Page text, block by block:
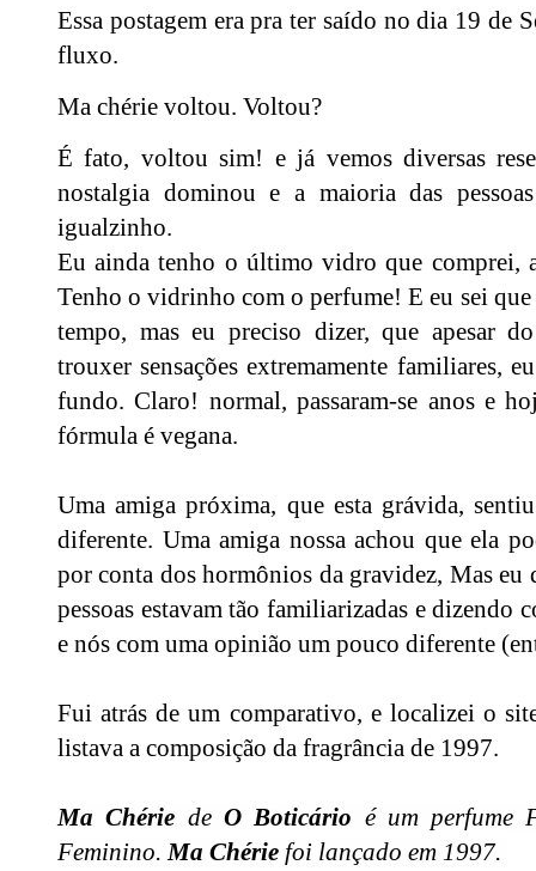
Essa postagem era pra ter saído no dia 19 de
fluxo.
Ma chérie voltou. Voltou?
É fato, voltou sim! e já vemos diversas
nostalgia dominou e a maioria das
igualzinho.
Eu ainda tenho o último vidro que comprei,
Tenho o vidrinho com o perfume! E eu sei
tempo, mas eu preciso dizer, que apesar
trouxer sensações extremamente familiares,
fundo. Claro! normal, passaram-se anos e
fórmula é vegana.
Uma amiga próxima, que esta grávida,
diferente. Uma amiga nossa achou que ela
por conta dos hormônios da gravidez, Mas eu
pessoas estavam tão familiarizadas e dizendo
e nós com uma opinião um pouco diferente
Fui atrás de um comparativo, e localizei o
listava a composição da fragrância de 1997.
Ma Chérie de O Boticário é um perfume
Feminino.Ma Chérie foi lançado em 1997.